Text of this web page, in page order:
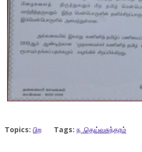
Topics: பிற Tags: ந .தெய்வசுந்தரம்